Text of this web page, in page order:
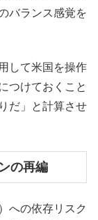
バランス感覚を
して米国を操作
つけておくこと
だ」と計算させ
の再編
への依存リスク